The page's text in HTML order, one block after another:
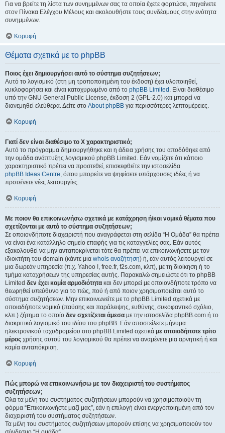
Για να βρείτε τη λίστα των συνημμένων σας τα οποία έχετε φορτώσει, πηγαίνετε
στον Πίνακα Ελέγχου Μέλους και ακολουθήστε τους συνδέσμους στην ενότητα
συνημμένων.
Κορυφή
Θέματα σχετικά με το phpBB
Ποιος έχει δημιουργήσει αυτό το σύστημα συζητήσεων;
Αυτό το λογισμικό (στη μη τροποποιημένη του έκδοση) έχει υλοποιηθεί,
κυκλοφορήσει και είναι κατοχυρωμένο από το phpBB Limited . Είναι διαθέσιμο
υπό την GNU General Public License, έκδοση 2 (GPL-2.0) και μπορεί να
διανεμηθεί ελεύθερα. Δείτε στο About phpBB για περισσότερες λεπτομέρειες.
Κορυφή
Γιατί δεν είναι διαθέσιμο το Χ χαρακτηριστικό;
Αυτό το πρόγραμμα δημιουργήθηκε και η άδεια χρήσης του αποδόθηκε από
την ομάδα ανάπτυξης λογισμικού phpBB Limited. Εάν νομίζετε ότι κάποιο
χαρακτηριστικό πρέπει να προστεθεί, επισκεφθείτε την ιστοσελίδα
phpBB Ideas Centre, όπου μπορείτε να ψηφίσετε υπάρχουσες ιδέες ή να
προτείνετε νέες λειτουργίες.
Κορυφή
Με ποιον θα επικοινωνήσω σχετικά με κατάχρηση ή/και νομικά θέματα που
σχετίζονται με αυτό το σύστημα συζητήσεων;
Σε οποιονδήποτε διαχειριστή που αναγράφεται στη σελίδα “Η Ομάδα” θα πρέπει
να είναι ένα κατάλληλο σημείο επαφής για τις καταγγελίες σας. Εάν αυτός
εξακολουθεί να μην ανταποκρίνεται τότε θα πρέπει να επικοινωνήσετε με τον
ιδιοκτήτη του domain (κάντε μια whois αναζήτηση) ή, εάν αυτός λειτουργεί σε
μια δωρεάν υπηρεσία (π.χ. Yahoo !, free.fr, f2s.com, κλπ), με τη διοίκηση ή το
τμήμα καταχρήσεων της υπηρεσίας αυτής. Παρακαλώ σημειώστε ότι το phpBB
Limited δεν έχει καμία αρμοδιότητα και δεν μπορεί με οποιονδήποτε τρόπο να
θεωρηθεί υπεύθυνο για το πώς, πού ή από ποιον χρησιμοποιείται αυτό το
σύστημα συζητήσεων. Μην επικοινωνείτε με το phpBB Limited σχετικά με
οποιαδήποτε νομικό (παύσης και παράλειψης, ευθύνης, συκοφαντικό σχόλιο,
κλπ.) ζήτημα το οποίο δεν σχετίζεται άμεσα με την ιστοσελίδα phpBB.com ή το
διακριτικό λογισμικό του ιδίου του phpBB. Εάν αποστείλετε μήνυμα
ηλεκτρονικού ταχυδρομείου στο phpBB Limited σχετικά με οποιοδήποτε τρίτο
μέρος χρήσης αυτού του λογισμικού θα πρέπει να αναμένετε μια αρνητική ή και
καμία ανταπόκριση.
Κορυφή
Πώς μπορώ να επικοινωνήσω με τον διαχειριστή του συστήματος
συζητήσεων;
Όλα τα μέλη του συστήματος συζητήσεων μπορούν να χρησιμοποιούν τη
φόρμα “Επικοινωνήστε μαζί μας”, εάν η επιλογή είναι ενεργοποιημένη από τον
διαχειριστή του συστήματος συζητήσεων.
Τα μέλη του συστήματος συζητήσεων μπορούν επίσης να χρησιμοποιούν τον